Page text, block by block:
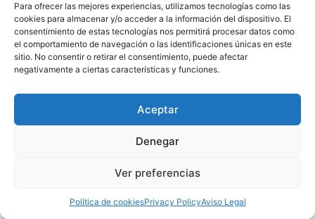
Para ofrecer las mejores experiencias, utilizamos tecnologías como las
cookies para almacenar y/o acceder a la información del dispositivo. El
consentimiento de estas tecnologías nos permitirá procesar datos como
el comportamiento de navegación o las identificaciones únicas en este
sitio. No consentir o retirar el consentimiento, puede afectar
negativamente a ciertas características y funciones.
Aceptar
Denegar
Ver preferencias
Política de cookiesPrivacy PolicyAviso Legal
¿Cuáles son algunos de los errores
típicos que cometen las novias a la hora
de organizar sus bodas?
puede ser abrumador planificar una boda.
novias a la hora de planificar su boda son:
– No pedir ayuda a familiares o amigos.